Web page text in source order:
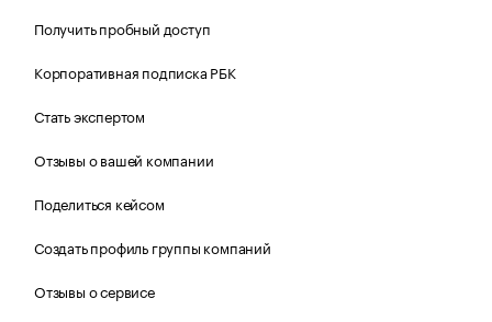
Получить пробный доступ
Корпоративная подписка РБК
Стать экспертом
Отзывы о вашей компании
Поделиться кейсом
Создать профиль группы компаний
Отзывы о сервисе